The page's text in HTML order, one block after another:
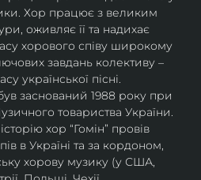
Хор працює з великим
оживляє її та надихає
хорового співу широкому
завдань колективу –
української пісні.
заснований 1988 року при
товариства України.
хор “Гомін” провів
в Україні та за кордоном,
хорову музику (у США,